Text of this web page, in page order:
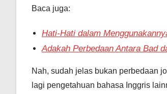
Baca juga:
Hati-Hati dalam
Adakah Perbedaan Antara Bad
Nah, sudah jelas bukan perbedaan
lagi pengetahuan bahasa Inggris